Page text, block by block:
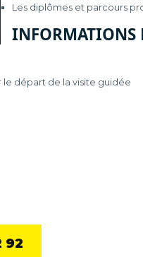
Les diplômes et parcours
INFORMATIONS
le départ de la visite guidée
92